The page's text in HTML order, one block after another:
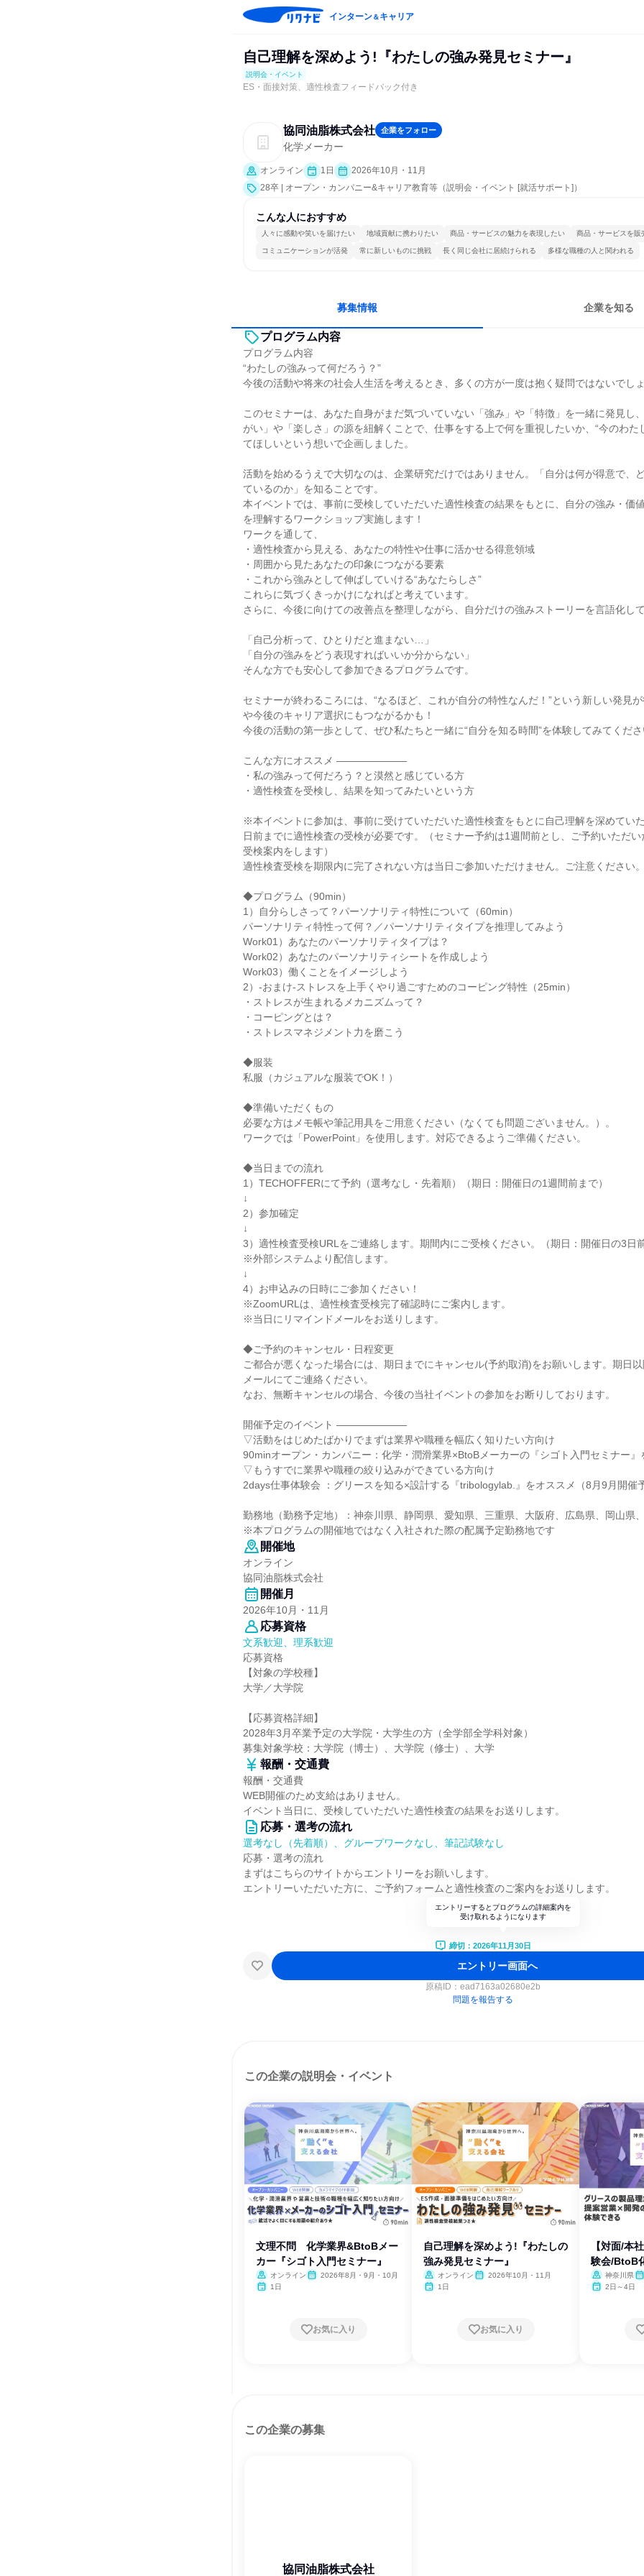
インターン＆キャリア
自己理解を深めよう!『わたしの強み発見セミナー』
説明会・イベント
ES・面接対策、適性検査フィードバック付き
協同油脂株式会社 企業をフォロー
化学メーカー
オンライン 1日
2026年10月・11月
28卒 | オープン・カンパニー&キャリア教育等（説明会・イベント [就活サポート]）
こんな人におすすめ
人々に感動や笑いを届けたい 地域貢献に携わりたい 商品・サービスの魅力を表現したい 商品・サービスを販
コミュニケーションが活発 常に新しいものに挑戦 長く同じ会社に居続けられる 多様な職種の人と関われる
募集情報 企業を知る
プログラム内容
プログラム内容
“わたしの強みって何だろう？”
今後の活動や将来の社会人生活を考えるとき、多くの方が一度は抱く疑問ではないでし
このセミナーは、あなた自身がまだ気づいていない「強み」や「特徴」を一緒に発見し
がい」や「楽しさ」の源を紐解くことで、仕事をする上で何を重視したいか、“今のわた
てほしいという想いで企画しました。
活動を始めるうえで大切なのは、企業研究だけではありません。「自分は何が得意で、
ているのか」を知ることです。
本イベントでは、事前に受検していただいた適性検査の結果をもとに、自分の強み・価
を理解するワークショップ実施します！
ワークを通して、
・適性検査から見える、あなたの特性や仕事に活かせる得意領域
・周囲から見たあなたの印象につながる要素
・これから強みとして伸ばしていける“あなたらしさ”
これらに気づくきっかけになればと考えています。
さらに、今後に向けての改善点を整理しながら、自分だけの強みストーリーを言語化し
「自己分析って、ひとりだと進まない…」
「自分の強みをどう表現すればいいか分からない」
そんな方でも安心して参加できるプログラムです。
セミナーが終わるころには、“なるほど、これが自分の特性なんだ！”という新しい発見
や今後のキャリア選択にもつながるかも！
今後の活動の第一歩として、ぜひ私たちと一緒に“自分を知る時間”を体験してみてくだ
こんな方にオススメ ―――――――
・私の強みって何だろう？と漠然と感じている方
・適性検査を受検し、結果を知ってみたいという方
※本イベントに参加は、事前に受けていただいた適性検査をもとに自己理解を深めてい
日前までに適性検査の受検が必要です。（セミナー予約は1週間前とし、ご予約いただ
受検案内をします）
適性検査受検を期限内に完了されない方は当日ご参加いただけません。ご注意ください
◆プログラム（90min）
1）自分らしさって？パーソナリティ特性について（60min）
パーソナリティ特性って何？／パーソナリティタイプを推理してみよう
Work01）あなたのパーソナリティタイプは？
Work02）あなたのパーソナリティシートを作成しよう
Work03）働くことをイメージしよう
2）-おまけ-ストレスを上手くやり過ごすためのコーピング特性（25min）
・ストレスが生まれるメカニズムって？
・コーピングとは？
・ストレスマネジメント力を磨こう
◆服装
私服（カジュアルな服装でOK！）
◆準備いただくもの
必要な方はメモ帳や筆記用具をご用意ください（なくても問題ございません。）。
ワークでは「PowerPoint」を使用します。対応できるようご準備ください。
◆当日までの流れ
1）TECHOFFERにて予約（選考なし・先着順）（期日：開催日の1週間前まで）
↓
2）参加確定
↓
3）適性検査受検URLをご連絡します。期間内にご受検ください。（期日：開催日の3日
※外部システムより配信します。
↓
4）お申込みの日時にご参加ください！
※ZoomURLは、適性検査受検完了確認時にご案内します。
※当日にリマインドメールをお送りします。
◆ご予約のキャンセル・日程変更
ご都合が悪くなった場合には、期日までにキャンセル(予約取消)をお願いします。期日
メールにてご連絡ください。
なお、無断キャンセルの場合、今後の当社イベントの参加をお断りしております。
開催予定のイベント ―――――――
▽活動をはじめたばかりでまずは業界や職種を幅広く知りたい方向け
90minオープン・カンパニー：化学・潤滑業界×BtoBメーカーの『シゴト入門セミナー』
▽もうすでに業界や職種の絞り込みができている方向け
2days仕事体験会 ：グリースを知る×設計する『tribologylab.』をオススメ（8月9月開催
勤務地（勤務予定地）：神奈川県、静岡県、愛知県、三重県、大阪府、広島県、岡山県
※本プログラムの開催地ではなく入社された際の配属予定勤務地です
開催地
オンライン
協同油脂株式会社
開催月
2026年10月・11月
応募資格
文系歓迎、理系歓迎
応募資格
【対象の学校種】
大学／大学院
【応募資格詳細】
2028年3月卒業予定の大学院・大学生の方（全学部全学科対象）
募集対象学校：大学院（博士）、大学院（修士）、大学
報酬・交通費
報酬・交通費
WEB開催のため支給はありません。
イベント当日に、受検していただいた適性検査の結果をお送りします。
応募・選考の流れ
選考なし（先着順）、グループワークなし、筆記試験なし
応募・選考の流れ
まずはこちらのサイトからエントリーをお願いします。
エントリーいただいた方に、ご予約フォームと適性検査のご案内をお送りします。
エントリーするとプログラムの詳細案内を
受け取れるようになります
締切：2026年11月30日
エントリー画面へ
原稿ID： ead7163a02680e2b
問題を報告する
この企業の説明会・イベント
文理不問 化学業界&BtoBメー
カー『シゴト入門セミナー』
オンライン
2026年8月・9月・10月
1日
お気に入り
自己理解を深めよう!『わたしの
強み発見セミナー』
オンライン
2026年10月・11月
1日
お気に入り
【対面/本
験会/BtoB
神奈川県
2日～4日
この企業の募集
協同油脂株式会社